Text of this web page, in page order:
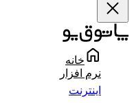
خانه
نرم افزار
اینترنت